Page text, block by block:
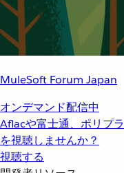
MuleSoft Forum Japan
オンデマンド配信中
Aflacや富士通、ポリプ
を視聴しませんか？
視聴する